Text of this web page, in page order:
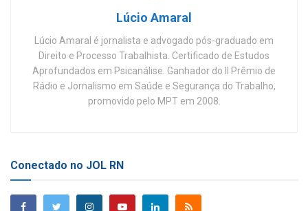
Lúcio Amaral
Lúcio Amaral é jornalista e advogado pós-graduado em
Direito e Processo Trabalhista. Certificado de Estudos
Aprofundados em Psicanálise. Ganhador do II Prêmio de
Rádio e Jornalismo em Saúde e Segurança do Trabalho,
promovido pelo MPT em 2008.
Conectado no JOL RN